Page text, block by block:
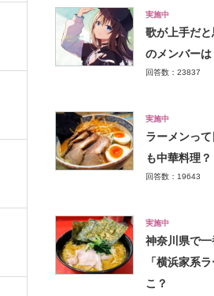
実施中
歌が上手だ
のメンバーは
回答数：23837
実施中
ラーメンっ
も中華料理？
回答数：19643
実施中
神奈川県で一
「横浜家系
こ？